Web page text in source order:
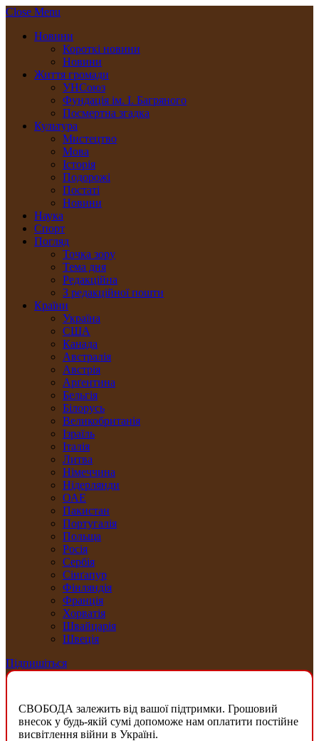
Close Menu
Новини
Короткі новини
Новини
Життя громади
УНСоюз
Фундація ім. І. Багряного
Посмертна згадка
Культура
Мистецтво
Мова
Історія
Подорожі
Постаті
Новини
Наука
Спорт
Погляд
Точка зору
Тема дня
Редакційна
З редакційної пошти
Країни
Україна
США
Канада
Австралія
Австрія
Арґентина
Бельгія
Білорусь
Великобританія
Ізраїль
Італія
Литва
Німеччина
Нідерлянди
ОАЕ
Пакистан
Португалія
Польща
Росія
Сербія
Сінґапур
Фінляндія
Франція
Хорватія
Швайцарія
Швеція
Підпишіться
СВОБОДА залежить від вашої підтримки. Грошовий
внесок у будь-якій сумі допоможе нам оплатити постійне
висвітлення війни в Україні.